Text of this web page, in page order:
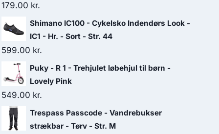
179.00 kr.
Shimano IC100 - Cykelsko Indendørs Look -
IC1 - Hr. - Sort - Str. 44
599.00 kr.
Puky - R 1 - Trehjulet løbehjul til børn -
Lovely Pink
549.00 kr.
Trespass Passcode - Vandrebukser
strækbar - Tørv - Str. M